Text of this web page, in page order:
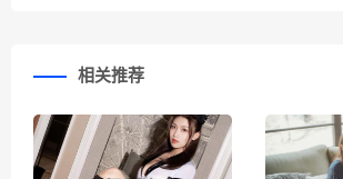
相关推荐